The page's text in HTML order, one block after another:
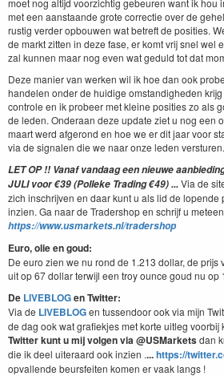
met een aanstaande grote correctie over de
rustig verder opbouwen wat betreft de posities.
de markt zitten in deze fase, er komt vrij snel wel
zal kunnen maar nog even wat geduld tot dat
Deze manier van werken wil ik hoe dan ook
handelen onder de huidige omstandigheden
controle en ik probeer met kleine posities zo als
de leden. Onderaan deze update ziet u nog een
maart werd afgerond en hoe we er dit jaar voor
via de signalen die we naar onze leden versturen.
LET OP !! Vanaf vandaag een nieuwe
JULI voor €39 (Polleke Trading €49)...Via de
zich inschrijven en daar kunt u als lid de lopende
inzien. Ga naar de Tradershop en schrijf u
https://www.usmarkets.nl/tradershop
Euro, olie en goud:
De euro zien we nu rond de 1.213 dollar, de prijs
uit op 67 dollar terwijl een troy ounce goud nu op
De LIVEBLOGen Twitter:
Via de LIVEBLOGen tussendoor ook via mijn
de dag ook wat grafiekjes met korte uitleg voorbij
Twitter kunt u mij volgen via @USMarketsdan
die ik deel uiteraard ook inzien ....https://
opvallende beursfeiten komen er vaak langs !